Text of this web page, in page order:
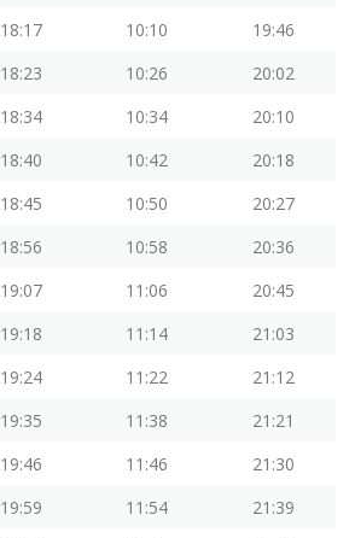
18:17 10:10
19:46
18:23 10:26
20:02
18:34 10:34
20:10
18:40 10:42
20:18
18:45 10:50
20:27
18:56 10:58
20:36
19:07 11:06
20:45
19:18 11:14
21:03
19:24 11:22
21:12
19:35 11:38
21:21
19:46 11:46
21:30
19:59 11:54
21:39